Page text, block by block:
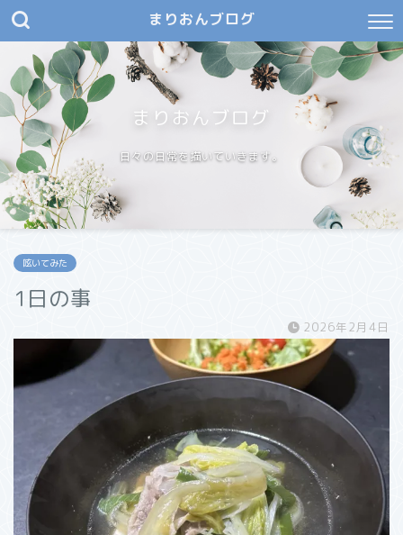
まりおんブログ
まりおんブログ
日々の日常を描いていきます。
呟いてみた
1日の事
2026年2月4日